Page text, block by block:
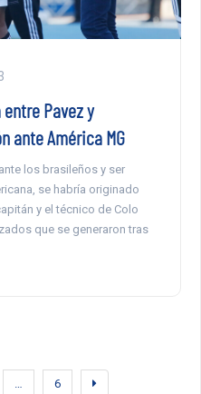
Pavez y
ante América MG
los brasileños y ser
se habría originado
y el técnico de Colo
que se generaron tras
… 6